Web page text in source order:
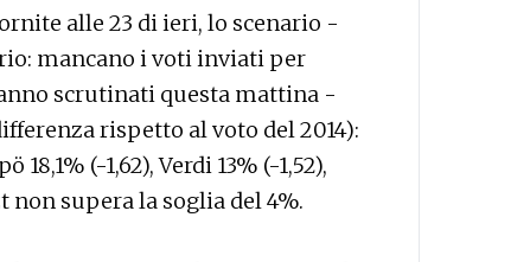
alle 23 di ieri, lo scenario -
mancano i voti inviati per
scrutinati questa mattina -
rispetto al voto del 2014):
18,1% (-1,62), Verdi 13% (-1,52),
non supera la soglia del 4%.